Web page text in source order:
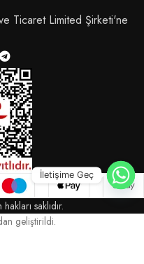
Ticaret Limited Şirketi'ne
saklıdır.
geliştirildi.
İletişime Geç